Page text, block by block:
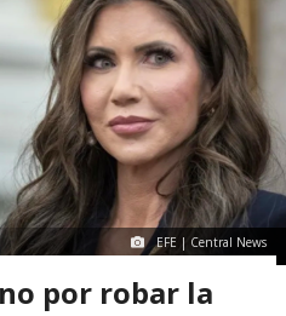
EFE | Central News
por robar la